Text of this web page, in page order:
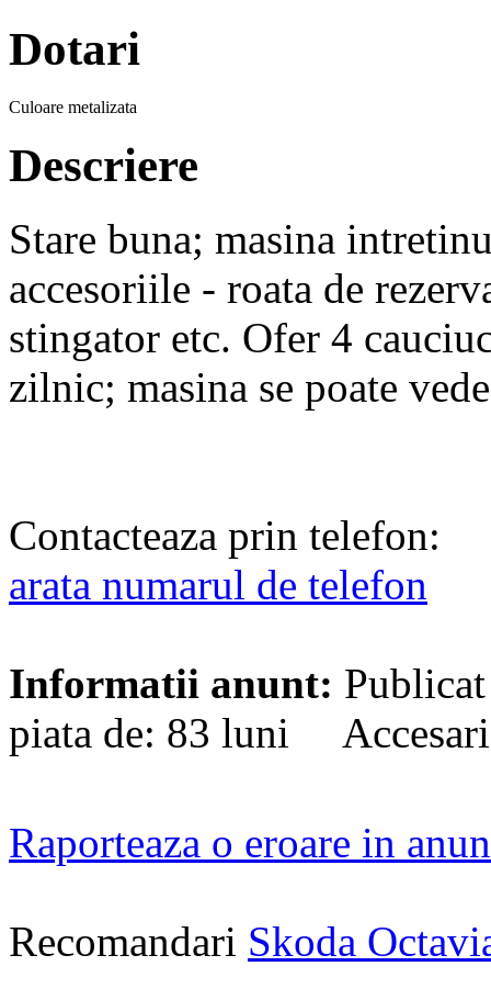
Dotari
Culoare metalizata
Descriere
Stare buna; masina
accesoriile - roata de
stingator etc. Ofer 4
zilnic; masina se poate
Contacteaza prin telefon:
arata numarul de telefon
Informatii anunt:
piata de: 83 luni
Raporteaza o eroare in
Recomandari Skoda